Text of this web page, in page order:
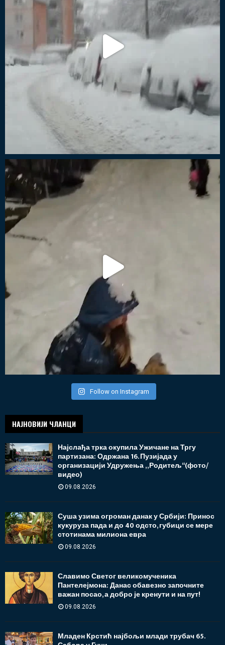
Follow on Instagram
НАЈНОВИЈИ ЧЛАНЦИ
Најслађа трка окупила Ужичане на Тргу
партизана: Одржана 16. Пузијада у
организацији Удружења „Родитељ“(фото/
видео)
09.08.2026
Суша узима огроман данак у Србији: Принос
кукуруза пада и до 40 одсто, губици се мере
стотинама милиона евра
09.08.2026
Славимо Светог великомученика
Пантелејмона: Данас обавезно започните
важан посао, а добро је кренути и на пут!
09.08.2026
Младен Крстић најбољи млади трубач 65.